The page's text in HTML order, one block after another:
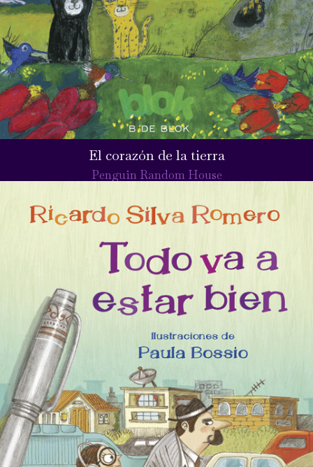
El corazón de la tierra
Penguin Random House